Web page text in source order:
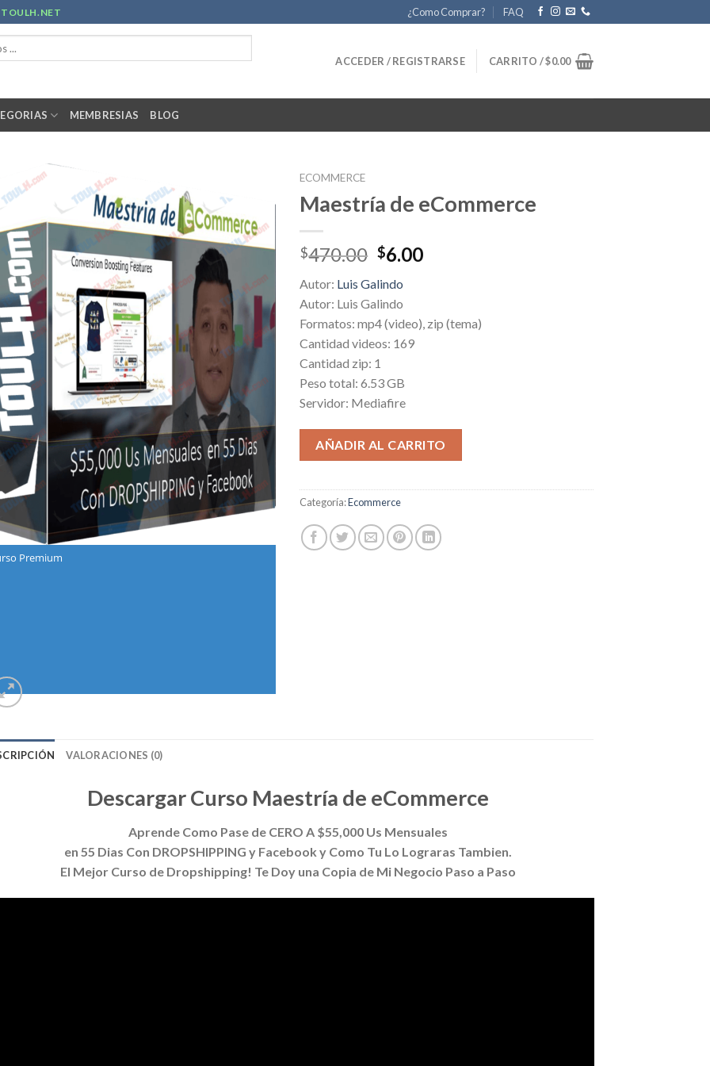
TOULH.NET ¿Como Comprar? FAQ
ACCEDER / REGISTRARSE CARRITO /$0.00
MEMBRESIAS BLOG
Premium
ECOMMERCE
Maestría de eCommerce
$470.00 Original
was:
$470.00.
$6.00Current
Autor: Luis Galindo
Autor: Luis Galindo
Formatos: mp4 (video), zip (tema)
Cantidad videos: 169
Cantidad zip: 1
Peso total: 6.53 GB
Servidor: Mediafire
AÑADIR AL CARRITO
Categoría:Ecommerce
VALORACIONES (0)
Descargar Curso Maestría de eCommerce
Aprende Como Pase de CERO A $55,000 Us Mensuales
en 55 Dias Con DROPSHIPPING y Facebook y Como Tu Lo Lograras Tambien.
El Mejor Curso de Dropshipping! Te Doy una Copia de Mi Negocio Paso a Paso